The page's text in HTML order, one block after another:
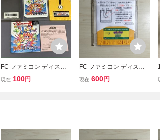
FC ファミコン ディスク
システム スーパーロード
現在 100円
FC ファミコン ディスク
システム ディスクカード
現在 600円